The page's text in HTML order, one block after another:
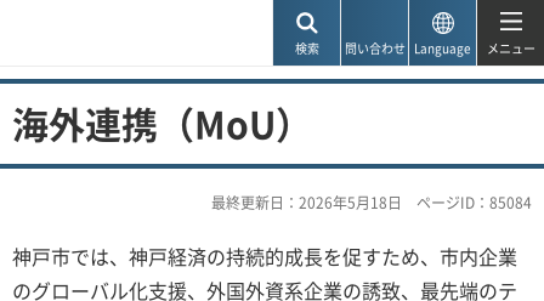
検索 問い合わせ Language メニュー
海外連携（MoU）
最終更新日：2026年5月18日 ページID：85084
神戸市では、神戸経済の持続的成長を促すため、市内企業
のグローバル化支援、外国外資系企業の誘致、最先端のテ